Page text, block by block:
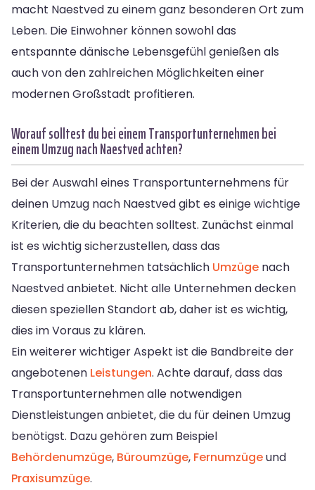
macht Naestved zu einem ganz besonderen Ort zum
Leben. Die Einwohner können sowohl das
entspannte dänische Lebensgefühl genießen als
auch von den zahlreichen Möglichkeiten einer
modernen Großstadt profitieren.
Worauf solltest du bei einem Transportunternehmen bei
einem Umzug nach Naestved achten?
Bei der Auswahl eines Transportunternehmens für
deinen Umzug nach Naestved gibt es einige wichtige
Kriterien, die du beachten solltest. Zunächst einmal
ist es wichtig sicherzustellen, dass das
Transportunternehmen tatsächlich Umzüge nach
Naestved anbietet. Nicht alle Unternehmen decken
diesen speziellen Standort ab, daher ist es wichtig,
dies im Voraus zu klären.
Ein weiterer wichtiger Aspekt ist die Bandbreite der
angebotenen Leistungen. Achte darauf, dass das
Transportunternehmen alle notwendigen
Dienstleistungen anbietet, die du für deinen Umzug
benötigst. Dazu gehören zum Beispiel
Behördenumzüge, Büroumzüge, Fernumzügeund
Praxisumzüge.